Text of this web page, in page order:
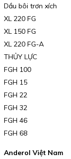
Dầu bôi trơn xích
XL 220 FG
XL 150 FG
XL 220 FG-A
THỦY LỰC
FGH 100
FGH 15
FGH 22
FGH 32
FGH 46
FGH 68
Anderol Việt Nam